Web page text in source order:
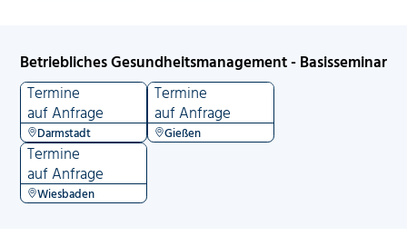
Betriebliches Gesundheitsmanagement - Basisseminar
Termine
auf Anfrage
Darmstadt
Termine
auf Anfrage
Gießen
Termine
auf Anfrage
Wiesbaden